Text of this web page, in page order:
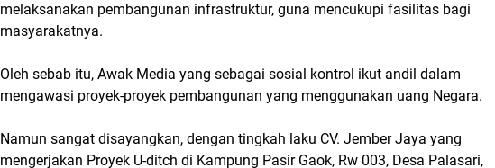
melaksanakan pembangunan infrastruktur, guna mencukupi fasilitas bagi
masyarakatnya.
Oleh sebab itu, Awak Media yang sebagai sosial kontrol ikut andil dalam
mengawasi proyek-proyek pembangunan yang menggunakan uang Negara.
Namun sangat disayangkan, dengan tingkah laku CV. Jember Jaya yang
mengerjakan Proyek U-ditch di Kampung Pasir Gaok, Rw 003, Desa Palasari,